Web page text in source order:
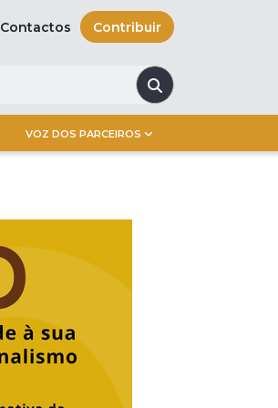
Contactos Contribuir
VOZ DOS PARCEIROS